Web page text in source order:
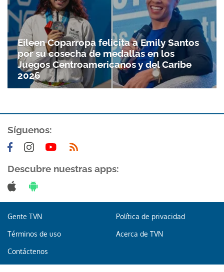
Eileen Coparropa felicita a Emily Santos
por su cosecha de medallas en los
Juegos Centroamericanos y del Caribe
2026
Síguenos:
Descubre nuestras apps:
Gente TVN Política de privacidad
Términos de uso Acerca de TVN
Contáctenos